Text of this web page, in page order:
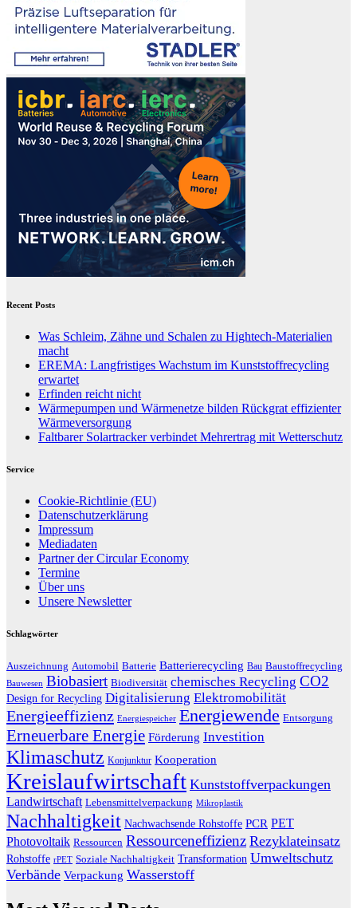
Recent Posts
Was Schleim, Zähne und Schalen zu Hightech-Materialien
macht
EREMA: Langfristiges Wachstum im Kunststoffrecycling
erwartet
Erfinden reicht nicht
Wärmepumpen und Wärmenetze bilden Rückgrat effizienter
Wärmeversorgung
Faltbarer Solartracker verbindet Mehrertrag mit Wetterschutz
Service
Cookie-Richtlinie (EU)
Datenschutzerklärung
Impressum
Mediadaten
Partner der Circular Economy
Termine
Über uns
Unsere Newsletter
Schlagwörter
Auszeichnung Automobil Batterie Batterierecycling Bau Baustoffrecycling
Bauwesen Biobasiert Biodiversität chemisches Recycling CO2
Design for Recycling Digitalisierung Elektromobilität
Energieeffizienz Energiespeicher Energiewende Entsorgung
Erneuerbare Energie Förderung Investition
Klimaschutz Konjunktur Kooperation
Kreislaufwirtschaft Kunststoffverpackungen
Landwirtschaft Lebensmittelverpackung Mikroplastik
Nachhaltigkeit Nachwachsende Rohstoffe PCR PET
Photovoltaik Ressourcen Ressourceneffizienz Rezyklateinsatz
Rohstoffe rPET Soziale Nachhaltigkeit Transformation Umweltschutz
Verbände Verpackung Wasserstoff